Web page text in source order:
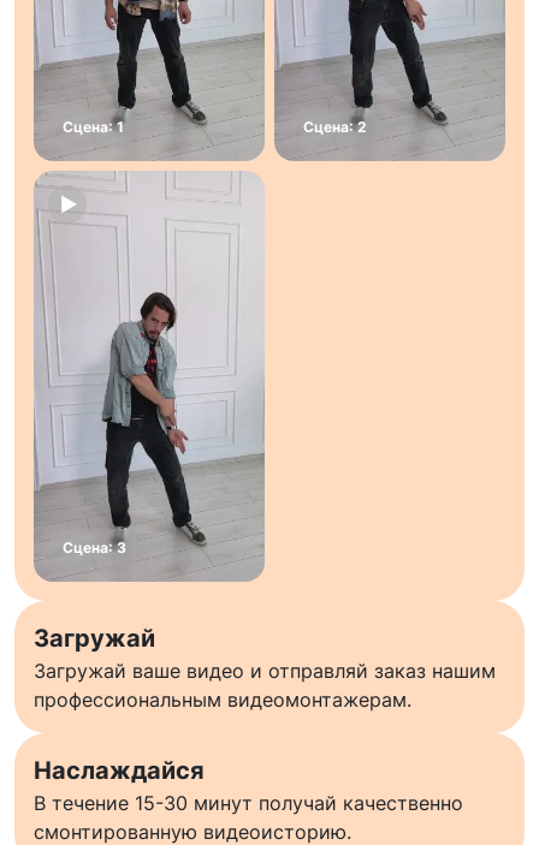
Загружай
Загружай ваше видео и отправляй заказ нашим
профессиональным видеомонтажерам.
Наслаждайся
В течение 15-30 минут получай качественно
смонтированную видеоисторию.